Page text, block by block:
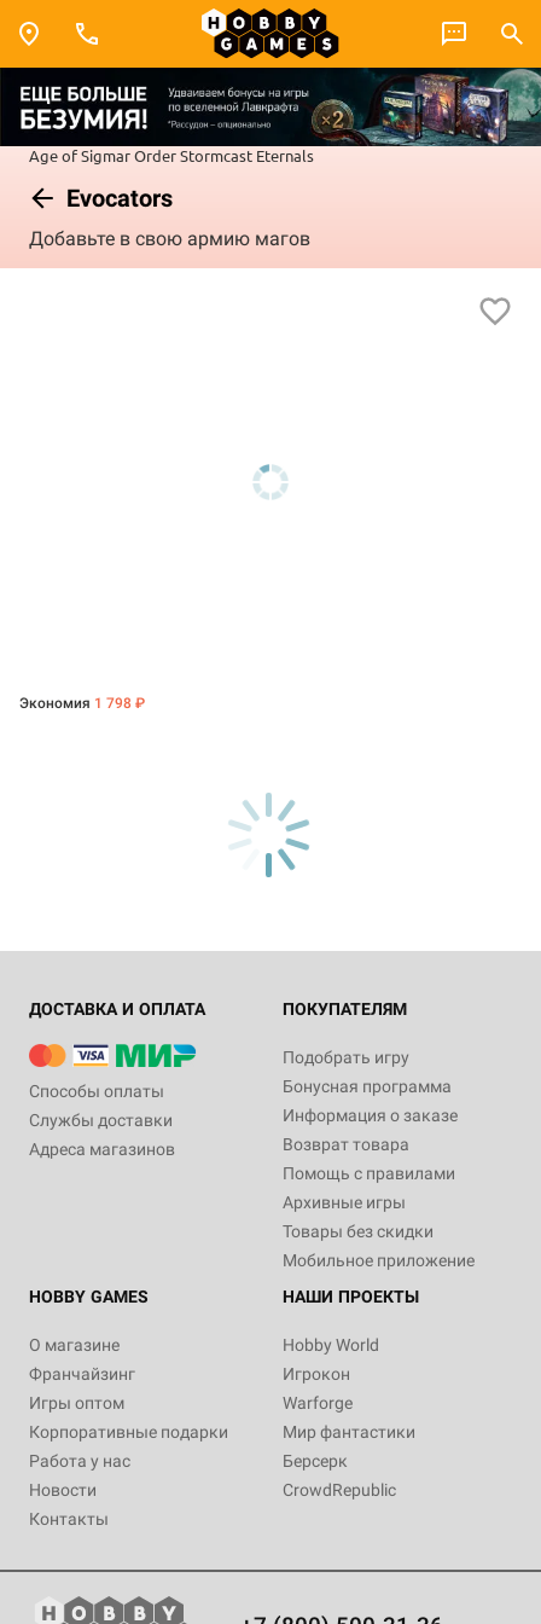
Age of SigmarOrderStormcast Eternals
Evocators
Добавьте в свою армию магов
Экономия 1 798 ₽
ДОСТАВКА И ОПЛАТА
Способы оплаты
Службы доставки
Адреса магазинов
ПОКУПАТЕЛЯМ
Подобрать игру
Бонусная программа
Информация о заказе
Возврат товара
Помощь с правилами
Архивные игры
Товары без скидки
Мобильное приложение
HOBBY GAMES
О магазине
Франчайзинг
Игры оптом
Корпоративные подарки
Работа у нас
Новости
Контакты
НАШИ ПРОЕКТЫ
Hobby World
Игрокон
Warforge
Мир фантастики
Берсерк
CrowdRepublic